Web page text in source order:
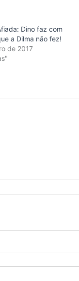
Dino faz com
a Dilma não fez!
de 2017